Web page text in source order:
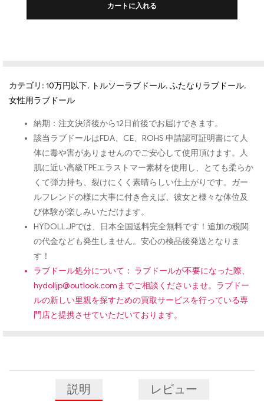
カートに入れる
カテゴリ: 10万円以下, トルソーラブドール, ふたなりラブドール,
女性用ラブドール
納期：注文決済後から12日前後でお届けできます。
該当ラブドールはFDA、CE、ROHS 申請認可証明書にて人
体に毒や害がありませんのでご安心して使用頂けます。人
肌に近い高級TPEエラストマー素材を使用し、とても柔らか
くて弾力持ち、裂けにくく素晴らしい仕上がりです。ガー
ルフレンドの様に大事に付き合えば、彼女と様々な体位及
び体験が楽しみいただけます。
HYDOLL.JPでは、日本全国送料完全無料です！追加の税関
の代金なども発生しません。安心の検品後発送となりま
す！
ラブドール処分について： ラブドールが不要になった際、
hydolljp@outlook.comまでご相談くださいませ。ラブドー
ルの新しい里親を探すための買取サービスを行っている専
門店と提携させていただいております。
説明 レビュー